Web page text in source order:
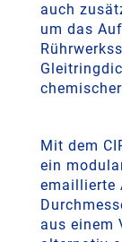
auch
um das
Mit dem
ein
emaillierte
aus einem